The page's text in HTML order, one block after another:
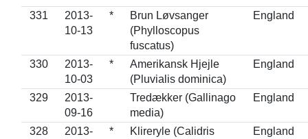
331
2013-
10-13
*
Brun Løvsanger
(Phylloscopus
fuscatus)
England
330
2013-
10-03
*
Amerikansk Hjejle
(Pluvialis dominica)
England
329
2013-
09-16
Tredækker (Gallinago
media)
England
328
2013-
*
Klireryle (Calidris
England